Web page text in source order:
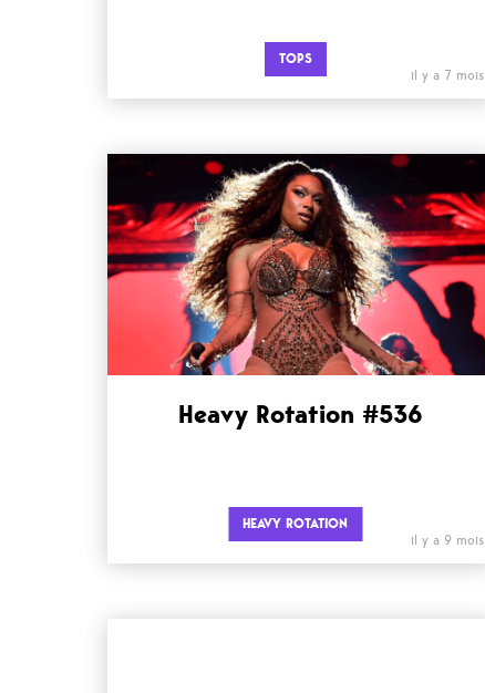
TOPS
il y a 7 mois
Heavy Rotation #536
HEAVY ROTATION
il y a 9 mois